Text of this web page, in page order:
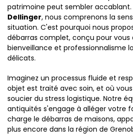
patrimoine peut sembler accablant.
Dellinger, nous comprenons la
situation. C'est pourquoi nous
débarras complet, conçu pour
bienveillance et professionnalisme
délicats.
Imaginez un processus fluide et
objet est traité avec soin, et où
soucier du stress logistique. Notre
antiquités s'engage à alléger votre
charge le débarras de maisons,
plus encore dans la région de